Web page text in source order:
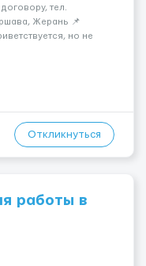
тел.
Жерань 📌
но не
уровень польского 📆
Откликнуться
работы в